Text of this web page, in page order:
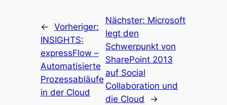
← Vorheriger:
INSIGHTS:
expressFlow –
Automatisierte
Prozessabläufe
in der Cloud
Nächster: Microsoft
legt den
Schwerpunkt von
SharePoint 2013
auf Social
Collaboration und
die Cloud
→